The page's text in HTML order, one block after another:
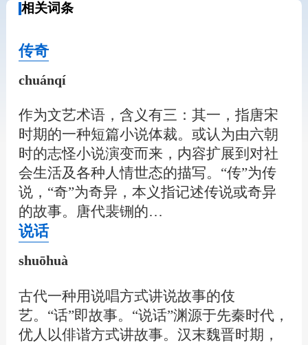
相关词条
传奇
chuánqí
作为文艺术语，含义有三：其一，指唐宋
时期的一种短篇小说体裁。或认为由六朝
时的志怪小说演变而来，内容扩展到对社
会生活及各种人情世态的描写。“传”为传
说，“奇”为奇异，本义指记述传说或奇异
的故事。唐代裴铏的…
说话
shuōhuà
古代一种用说唱方式讲说故事的伎
艺。“话”即故事。“说话”渊源于先秦时代，
优人以俳谐方式讲故事。汉末魏晋时期，